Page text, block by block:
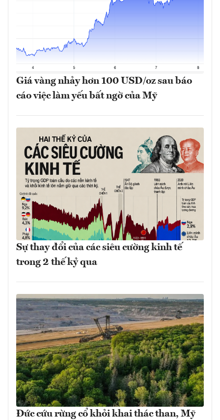
Giá vàng nhảy hơn 100 USD/oz sau báo
cáo việc làm yếu bất ngờ của Mỹ
Sự thay đổi của các siêu cường kinh tế
trong 2 thế kỷ qua
Đức cứu rừng cổ khỏi khai thác than, Mỹ